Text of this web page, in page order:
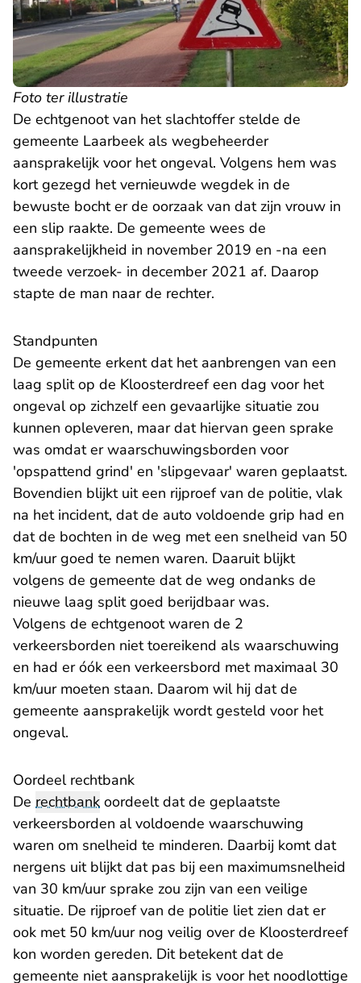
Foto ter illustratie
De echtgenoot van het slachtoffer stelde de
gemeente Laarbeek als wegbeheerder
aansprakelijk voor het ongeval. Volgens hem was
kort gezegd het vernieuwde wegdek in de
bewuste bocht er de oorzaak van dat zijn vrouw in
een slip raakte. De gemeente wees de
aansprakelijkheid in november 2019 en -na een
tweede verzoek- in december 2021 af. Daarop
stapte de man naar de rechter.
Standpunten
De gemeente erkent dat het aanbrengen van een
laag split op de Kloosterdreef een dag voor het
ongeval op zichzelf een gevaarlijke situatie zou
kunnen opleveren, maar dat hiervan geen sprake
was omdat er waarschuwingsborden voor
'opspattend grind' en 'slipgevaar' waren geplaatst.
Bovendien blijkt uit een rijproef van de politie, vlak
na het incident, dat de auto voldoende grip had en
dat de bochten in de weg met een snelheid van 50
km/uur goed te nemen waren. Daaruit blijkt
volgens de gemeente dat de weg ondanks de
nieuwe laag split goed berijdbaar was.
Volgens de echtgenoot waren de 2
verkeersborden niet toereikend als waarschuwing
en had er óók een verkeersbord met maximaal 30
km/uur moeten staan. Daarom wil hij dat de
gemeente aansprakelijk wordt gesteld voor het
ongeval.
Oordeel rechtbank
De rechtbank oordeelt dat de geplaatste
verkeersborden al voldoende waarschuwing
waren om snelheid te minderen. Daarbij komt dat
nergens uit blijkt dat pas bij een maximumsnelheid
van 30 km/uur sprake zou zijn van een veilige
situatie. De rijproef van de politie liet zien dat er
ook met 50 km/uur nog veilig over de Kloosterdreef
kon worden gereden. Dit betekent dat de
gemeente niet aansprakelijk is voor het noodlottige